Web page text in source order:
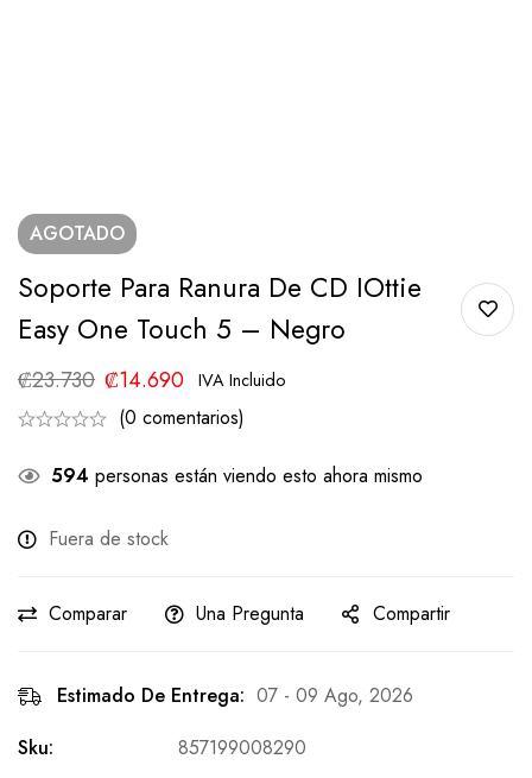
AGOTADO
Soporte Para Ranura De CD IOttie
Easy One Touch 5 – Negro
₡23.730 ₡14.690 IVA Incluido
(0 comentarios)
594 personas están viendo esto ahora mismo
Fuera de stock
Comparar Una Pregunta Compartir
Estimado De Entrega: 07 - 09 Ago, 2026
Sku:
857199008290